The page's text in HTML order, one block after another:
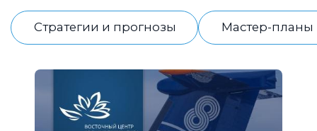
Стратегии и прогнозы Мастер-планы